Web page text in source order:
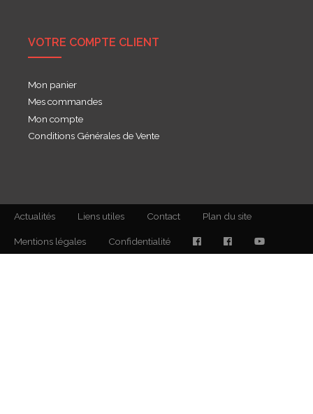
VOTRE COMPTE CLIENT
Mon panier
Mes commandes
Mon compte
Conditions Générales de Vente
Actualités Liens utiles Contact Plan du site
Mentions légales Confidentialité